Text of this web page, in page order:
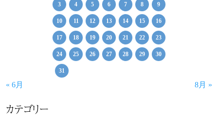
3 4 5 6 7 8 9
10 11 12 13 14 15 16
17 18 19 20 21 22 23
24 25 26 27 28 29 30
31
« 6月 8月 »
カテゴリー